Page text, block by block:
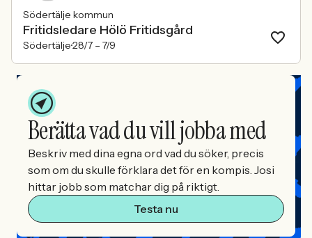
Södertälje kommun
Fritidsledare Hölö Fritidsgård
Södertälje28/7 – 7/9
Berätta vad du vill jobba med
Beskriv med dina egna ord vad du söker, precis
som om du skulle förklara det för en kompis. Josi
hittar jobb som matchar dig på riktigt.
Testa nu